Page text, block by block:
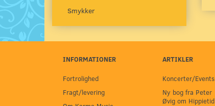
Smykker
INFORMATIONER
Fortrolighed
Fragt/levering
ARTIKLER
Koncerter/Events
Ny bog fra Peter
Øvig om Hippietid